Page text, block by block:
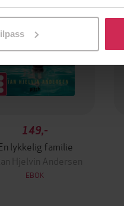
kan når som helst
149,-
lykkelig familie
Hjelvin Andersen
EBOK